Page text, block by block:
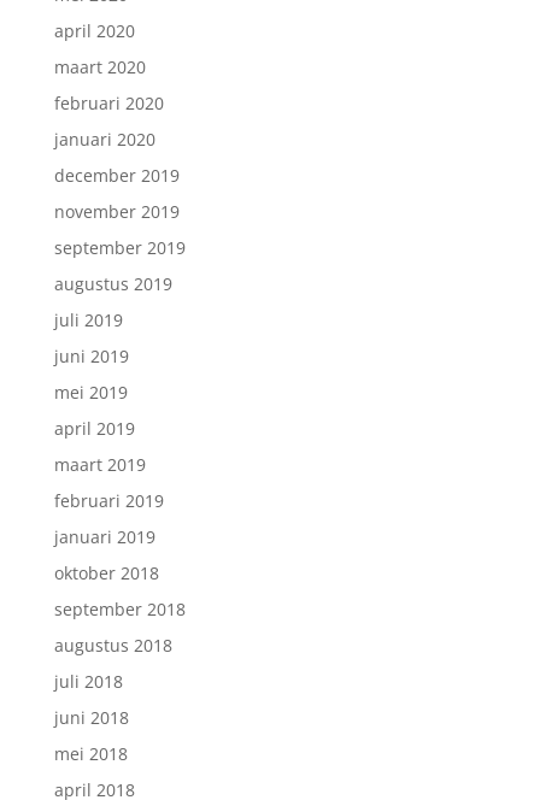
april 2020
maart 2020
februari 2020
januari 2020
december 2019
november 2019
september 2019
augustus 2019
juli 2019
juni 2019
mei 2019
april 2019
maart 2019
februari 2019
januari 2019
oktober 2018
september 2018
augustus 2018
juli 2018
juni 2018
mei 2018
april 2018